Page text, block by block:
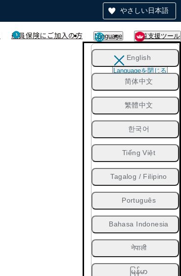
やさしい日本語
船員保険にご加入の方 Language 閲覧支援ツール
English
简体中文
繁體中文
한국어
Tiếng Việt
Tagalog / Filipino
Português
Bahasa Indonesia
नेपाली
မြန်မာ
Languageを閉じる